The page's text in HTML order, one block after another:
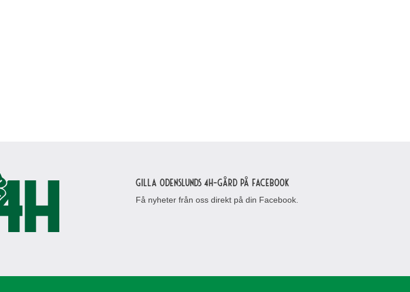
Gilla Odenslunds 4H-gård på Facebook
Få nyheter från oss direkt på din Facebook.